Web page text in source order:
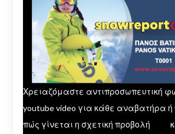
Χρειαζόμαστε αντιπροσωπευτική
youtube video για κάθε αναβατήρα ή
πώς γίνεται η σχετική προβολή